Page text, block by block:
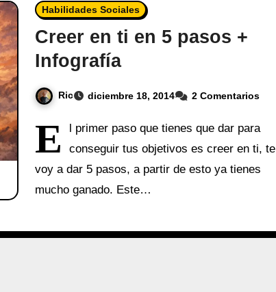
Habilidades Sociales
Creer en ti en 5 pasos +
Infografía
Ric diciembre 18, 2014 2 Comentarios
E
l primer paso que tienes que dar para
conseguir tus objetivos es creer en ti, te
voy a dar 5 pasos, a partir de esto ya tienes
mucho ganado. Este…